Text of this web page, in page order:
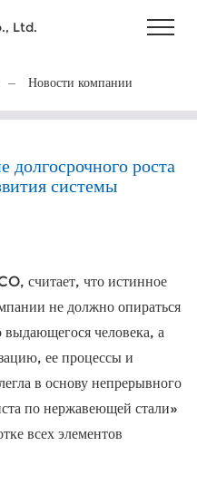
Новости компании
долгосрочного роста
системы
считает, что истинное
не должно опираться
человека, а
ее процессы и
в основу непрерывного
по нержавеющей стали»
всех элементов